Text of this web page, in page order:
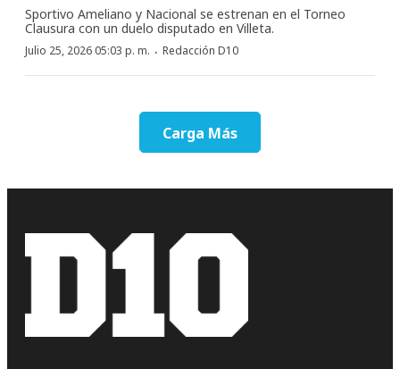
Sportivo Ameliano y Nacional se estrenan en el Torneo
Clausura con un duelo disputado en Villeta.
Julio 25, 2026 05:03 p. m. · Redacción D10
Carga Más